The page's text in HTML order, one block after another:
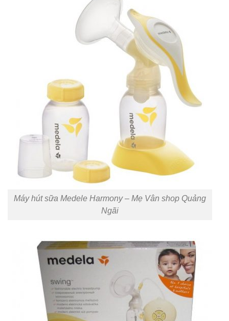
Máy hút sữa Medele Harmony – Mẹ Vân shop Quảng
Ngãi